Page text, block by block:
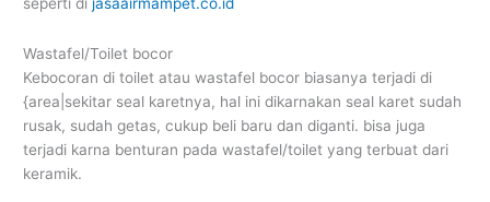
seperti di jasaairmampet.co.id
Wastafel/Toilet bocor
Kebocoran di toilet atau wastafel bocor biasanya terjadi di
{area|sekitar seal karetnya, hal ini dikarnakan seal karet sudah
rusak, sudah getas, cukup beli baru dan diganti. bisa juga
terjadi karna benturan pada wastafel/toilet yang terbuat dari
keramik.